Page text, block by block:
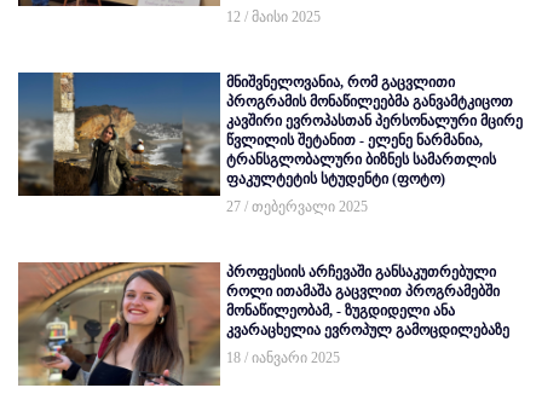
12 / მაისი 2025
მნიშვნელოვანია, რომ გაცვლითი
პროგრამის მონაწილეებმა განვამტკიცოთ
კავშირი ევროპასთან პერსონალური მცირე
წვლილის შეტანით - ელენე ნარმანია,
ტრანსგლობალური ბიზნეს სამართლის
ფაკულტეტის სტუდენტი (ფოტო)
27 / თებერვალი 2025
პროფესიის არჩევაში განსაკუთრებული
როლი ითამაშა გაცვლით პროგრამებში
მონაწილეობამ, - ზუგდიდელი ანა
კვარაცხელია ევროპულ გამოცდილებაზე
18 / იანვარი 2025